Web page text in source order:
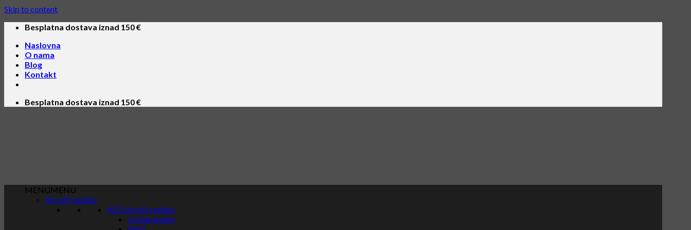
Skip to content
Besplatna dostava iznad 150 €
Naslovna
O nama
Blog
Kontakt
Besplatna dostava iznad 150 €
MENUMENU
Airsoft replike
AEG airsoft replike
Jurišne puške